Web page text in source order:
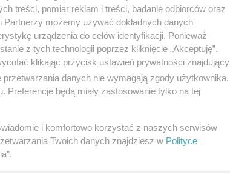
treści, pomiar reklam i treści, badanie odbiorców oraz
możemy używać dokładnych danych
urządzenia do celów identyfikacji. Ponieważ
z tych technologii poprzez kliknięcie „Akceptuję”.
klikając przycisk ustawień prywatności znajdujący
przetwarzania danych nie wymagają zgody użytkownika,
będą miały zastosowanie tylko na tej
i komfortowo korzystać z naszych serwisów
Twoich danych znajdziesz w Polityce